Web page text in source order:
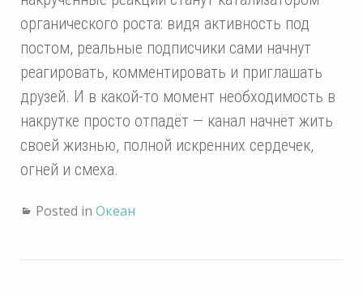
органического роста: видя активность под
постом, реальные подписчики сами начнут
реагировать, комментировать и приглашать
друзей. И в какой-то момент необходимость в
накрутке просто отпадёт — канал начнёт жить
своей жизнью, полной искренних сердечек,
огней и смеха.
Posted in Океан